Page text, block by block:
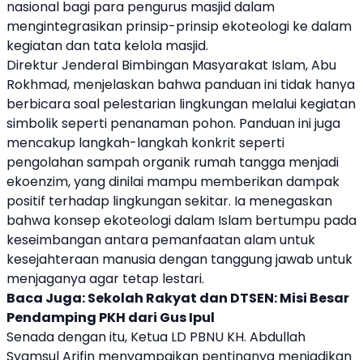
nasional bagi para pengurus masjid dalam
mengintegrasikan prinsip-prinsip ekoteologi ke dalam
kegiatan dan tata kelola masjid.
Direktur Jenderal Bimbingan Masyarakat Islam, Abu
Rokhmad, menjelaskan bahwa panduan ini tidak hanya
berbicara soal pelestarian lingkungan melalui kegiatan
simbolik seperti penanaman pohon. Panduan ini juga
mencakup langkah-langkah konkrit seperti
pengolahan sampah organik rumah tangga menjadi
ekoenzim, yang dinilai mampu memberikan dampak
positif terhadap lingkungan sekitar. Ia menegaskan
bahwa konsep ekoteologi dalam Islam bertumpu pada
keseimbangan antara pemanfaatan alam untuk
kesejahteraan manusia dengan tanggung jawab untuk
menjaganya agar tetap lestari.
Baca Juga:Sekolah Rakyat dan DTSEN: Misi Besar
Pendamping PKH dari Gus Ipul
Senada dengan itu, Ketua LD PBNU KH. Abdullah